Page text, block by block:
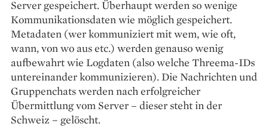
Server gespeichert. Überhaupt werden so wenige
Kommunikationsdaten wie möglich gespeichert.
Metadaten (wer kommuniziert mit wem, wie oft,
wann, von wo aus etc.) werden genauso wenig
aufbewahrt wie Logdaten (also welche Threema-IDs
untereinander kommunizieren). Die Nachrichten und
Gruppenchats werden nach erfolgreicher
Übermittlung vom Server – dieser steht in der
Schweiz – gelöscht.